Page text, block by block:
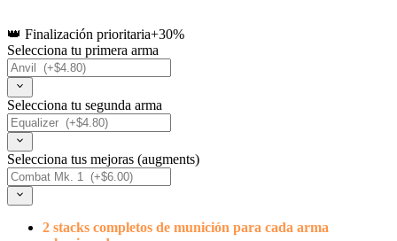
👑 Finalización prioritaria+30%
Selecciona tu primera arma
Selecciona tu segunda arma
Selecciona tus mejoras (augments)
2 stacks completos de munición para cada arma